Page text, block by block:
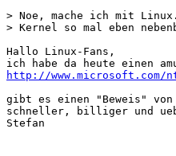
> Noe, mache ich mit
> Kernel so mal eben
Hallo Linux-Fans,
http://www.microsoft.com/
gibt es einen "Beweis"
schneller, billiger und
Stefan